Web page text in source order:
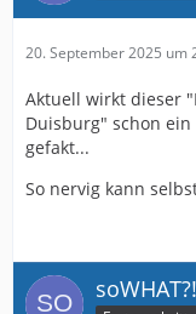
20. September 2025 um
Aktuell wirkt dieser
Duisburg" schon
gefakt...
So nervig kann
soWHAT?!